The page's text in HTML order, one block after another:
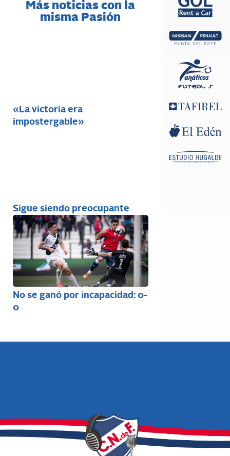
Más noticias con la
misma Pasión
«La victoria era
impostergable»
Sigue siendo preocupante
No se ganó por incapacidad: 0-
0